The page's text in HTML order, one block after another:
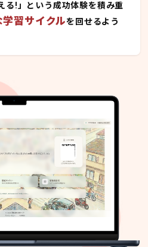
る!」という成功体験を積み重
習サイクルを回せるよう